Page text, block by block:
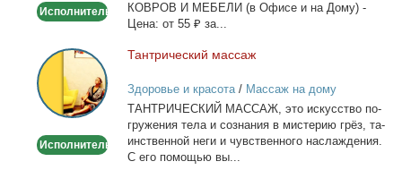
Исполнитель
КОВРОВ И МЕБЕЛИ (в Офи­се и на До­му) -
Це­на: от 55 ₽ за...
Тантрический
массаж
Исполнитель
Тан­три­че­ский мас­саж
Здоровье и красота/ Массаж на дому
ТАНТРИЧЕСКИЙ МАССАЖ, это ис­кус­ство по­
гру­же­ния те­ла и со­зна­ния в ми­сте­рию грёз, та­
ин­ствен­ной неги и чув­ствен­но­го на­сла­жде­ния.
С его по­мо­щью вы...